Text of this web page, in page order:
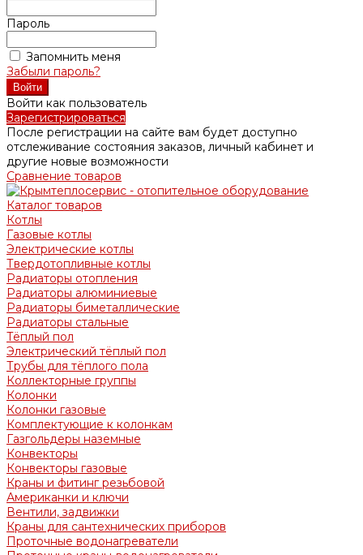
Пароль
Запомнить меня
Забыли пароль?
Войти как пользователь
Зарегистрироваться
После регистрации на сайте вам будет доступно
отслеживание состояния заказов, личный кабинет и
другие новые возможности
Сравнение товаров
Каталог товаров
Котлы
Газовые котлы
Электрические котлы
Твердотопливные котлы
Радиаторы отопления
Радиаторы алюминиевые
Радиаторы биметаллические
Радиаторы стальные
Тёплый пол
Электрический тёплый пол
Трубы для тёплого пола
Коллекторные группы
Колонки
Колонки газовые
Комплектующие к колонкам
Газгольдеры наземные
Конвекторы
Конвекторы газовые
Краны и фитинг резьбовой
Американки и ключи
Вентили, задвижки
Краны для сантехнических приборов
Проточные водонагреватели